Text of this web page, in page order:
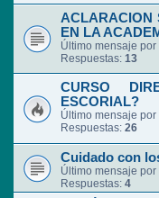
ACLARACION
EN LA
Último mensaje por
Respuestas: 13
CURSO
ESCORIAL?
Último mensaje por
Respuestas: 26
Cuidado con
Último mensaje por
Respuestas: 4